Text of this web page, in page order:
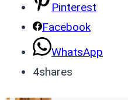
Pinterest
Facebook
WhatsApp
4shares